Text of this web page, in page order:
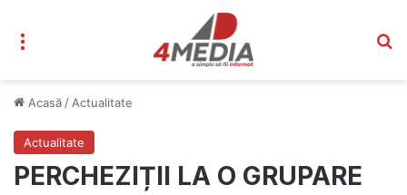
Acasă / Actualitate
Actualitate
PERCHEZIȚII LA O GRUPARE